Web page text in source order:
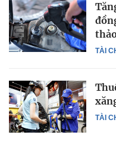
TÀI
TÀI